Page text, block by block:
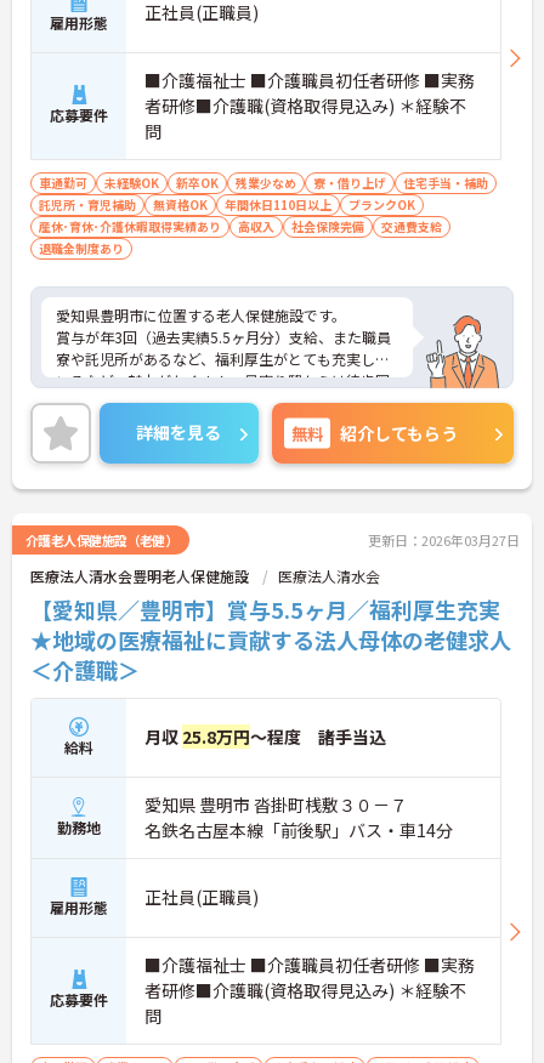
雇用形態 正社員(正職員)
応募要件
■介護福祉士 ■介護職員初任者研修 ■実務
者研修■介護職(資格取得見込み) ＊経験不
問
車通勤可 未経験OK 新卒OK 残業少なめ 寮・借り上げ
住宅手当・補助
託児所・育児補助
無資格OK 年間休日110日以上
ブランクOK
産休･育休･介護休暇取得実績あり
高収入 社会保険完備
交通費支給
退職金制度あり
愛知県豊明市に位置する老人保健施設です。
賞与が年3回（過去実績5.5ヶ月分）支給、また職員
寮や託児所があるなど、福利厚生がとても充実して
いるなど、魅力がたくさん。最寄り駅からは徒歩圏
内に位置していますし、マイカー通勤も可能です
よ。
ご興味ある方には、面接対策ポイントなど、さらに
詳細をお話しいたしますのでお気軽にご相談くださ
い。
詳細を見る 無料 紹介してもらう
介護老人保健施設（老健） 更新日：2026年03月27日
医療法人清水会豊明老人保健施設 医療法人清水会
【愛知県／豊明市】賞与5.5ヶ月／福利厚生充実
★地域の医療福祉に貢献する法人母体の老健求人
＜介護職＞
給料 月収 25.8万円～程度 諸手当込
勤務地
愛知県 豊明市 沓掛町桟敷３０－７
名鉄名古屋本線「前後駅」バス・車14分
雇用形態 正社員(正職員)
応募要件
■介護福祉士 ■介護職員初任者研修 ■実務
者研修■介護職(資格取得見込み) ＊経験不
問